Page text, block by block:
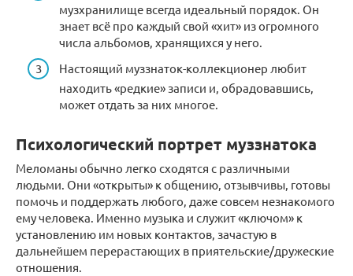
музхранилище всегда идеальный порядок. Он
знает всё про каждый свой «хит» из огромного
числа альбомов, хранящихся у него.
Настоящий муззнаток-коллекционер любит
находить «редкие» записи и, обрадовавшись,
может отдать за них многое.
Психологический портрет муззнатока
Меломаны обычно легко сходятся с различными
людьми. Они «открыты» к общению, отзывчивы, готовы
помочь и поддержать любого, даже совсем незнакомого
ему человека. Именно музыка и служит «ключом» к
установлению им новых контактов, зачастую в
дальнейшем перерастающих в приятельские/дружеские
отношения.